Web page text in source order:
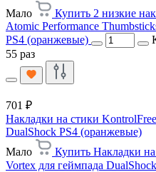
Мало
Купить 2 низкие
Atomic Performance
PS4 (оранжевые)
55 раз
701 ₽
Накладки на стики
DualShock PS4 (оранжевые)
Мало
Купить Накладки
Vortex для геймпада